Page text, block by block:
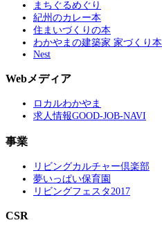
まちぐるめぐり
紀州のカレー本
住まいづくりの本
わかやまの建築家 家づくり本
Nest
Webメディア
ロカルわかやま
求人情報GOOD-JOB-NAVI
事業
リビングカルチャー倶楽部
夢いっぱい保育園
リビングフェスタ2017
CSR